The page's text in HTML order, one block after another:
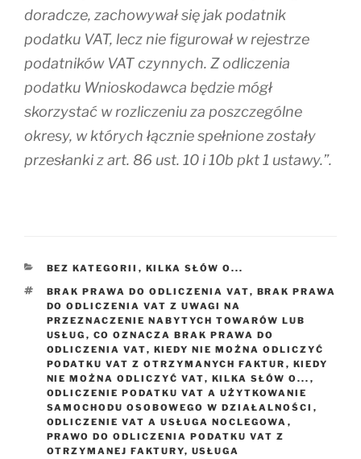
doradcze, zachowywał się jak podatnik
podatku VAT, lecz nie figurował w rejestrze
podatników VAT czynnych. Z odliczenia
podatku Wnioskodawca będzie mógł
skorzystać w rozliczeniu za poszczególne
okresy, w których łącznie spełnione zostały
przesłanki z art. 86 ust. 10 i 10b pkt 1 ustawy.”.
KATEGORIE
BEZ KATEGORII , KILKA SŁÓW O...
TAGI
BRAK PRAWA DO ODLICZENIA VAT, BRAK PRAWA
DO ODLICZENIA VAT Z UWAGI NA
PRZEZNACZENIE NABYTYCH TOWARÓW LUB
USŁUG , CO OZNACZA BRAK PRAWA DO
ODLICZENIA VAT, KIEDY NIE MOŻNA ODLICZYĆ
PODATKU VAT Z OTRZYMANYCH FAKTUR , KIEDY
NIE MOŻNA ODLICZYĆ VAT, KILKA SŁÓW O... ,
ODLICZENIE PODATKU VAT A UŻYTKOWANIE
SAMOCHODU OSOBOWEGO W DZIAŁALNOŚCI ,
ODLICZENIE VAT A USŁUGA NOCLEGOWA ,
PRAWO DO ODLICZENIA PODATKU VAT Z
OTRZYMANEJ FAKTURY, USŁUGA